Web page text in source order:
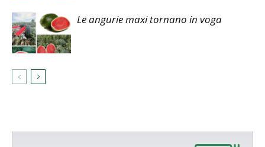
Le angurie maxi tornano in voga